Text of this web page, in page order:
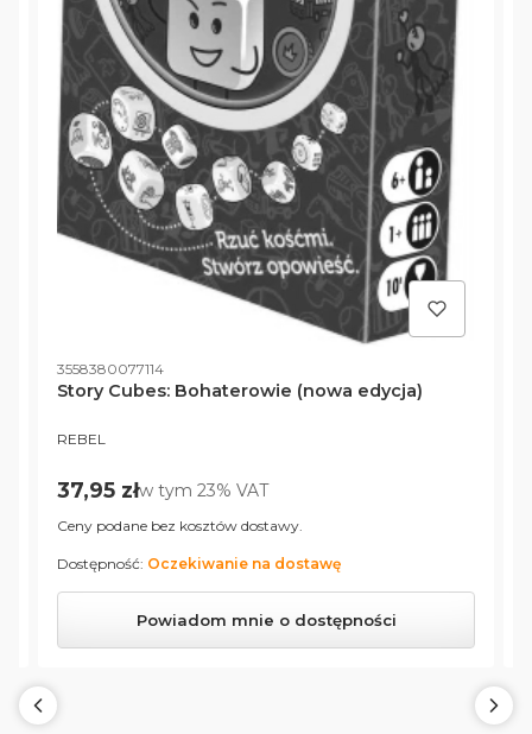
Kod produktu
3558380077114
Story Cubes: Bohaterowie (nowa edycja)
PRODUCENT
REBEL
Cena brutto
37,95 złw tym %s VAT
w tym 23% VAT
Ceny podane bez kosztów dostawy.
Powiadom mnie o dostępności
Dostępność: Oczekiwanie na dostawę